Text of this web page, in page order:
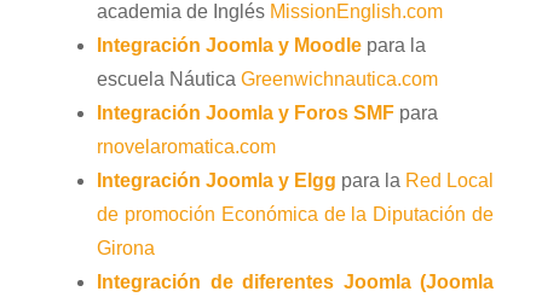
academia de Inglés MissionEnglish.com
Integración Joomla y Moodle para la
escuela Náutica Greenwichnautica.com
Integración Joomla y Foros SMF para
rnovelaromatica.com
Integración Joomla y Elgg para la Red Local
de promoción Económica de la Diputación de
Girona
Integración de diferentes Joomla (Joomla